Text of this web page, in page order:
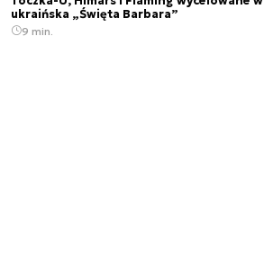
ukraińska „Święta Barbara”
9 min.